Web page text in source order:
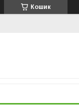
Кошик